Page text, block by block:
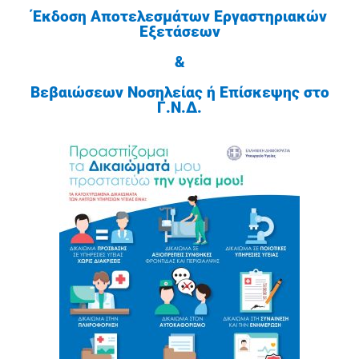
Έκδοση Αποτελεσμάτων Εργαστηριακών
Εξετάσεων
&
Βεβαιώσεων Νοσηλείας ή Επίσκεψης στο
Γ.Ν.Δ.